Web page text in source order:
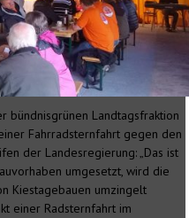
bündnisgrünen Landtagsfraktion
Fahrradsternfahrt gegen den
der Landesregierung: „Das ist
umgesetzt, wird die
Kiestagebauen umzingelt
einer Radsternfahrt im